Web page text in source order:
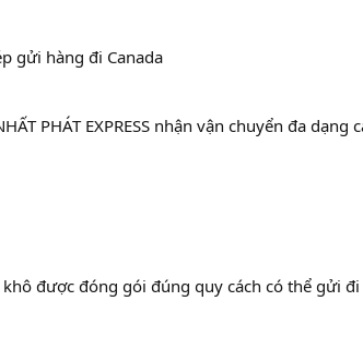
gửi hàng đi Canada
PHÁT EXPRESS nhận vận chuyển đa
được đóng gói đúng quy cách có thể gửi đi